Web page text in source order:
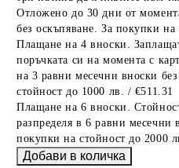
Отложено до 30 дни от
без оскъпяване. За покупки
Плащане на 4 вноски.
поръчката си на момента с
на 3 равни месечни вноски
стойност до 1000 лв. / €511.31
Плащане на 6 вноски.
разпределя в 6 равни месечни
покупки на стойност до 2000